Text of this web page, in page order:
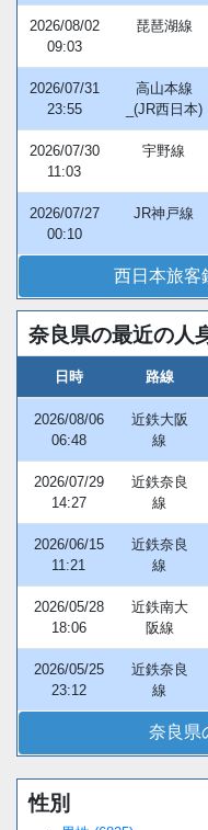
2026/08/02
09:03
琵琶湖線
2026/07/31
23:55
高山本線
_(JR西日本)
2026/07/30
11:03
宇野線
2026/07/27
00:10
JR神戸線
西日本旅客
奈良県の最近の人
日時 路線
2026/08/06
06:48
近鉄大阪
線
2026/07/29
14:27
近鉄奈良
線
2026/06/15
11:21
近鉄奈良
線
2026/05/28
18:06
近鉄南大
阪線
2026/05/25
23:12
近鉄奈良
線
奈良県
Unmute
性別